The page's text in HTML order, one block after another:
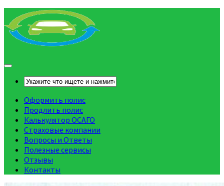
Оформить полис
Продлить полис
Калькулятор ОСАГО
Страховые компании
Вопросы и Ответы
Полезные сервисы
Отзывы
Контакты